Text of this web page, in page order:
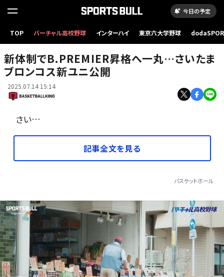
今日の予定
TOP バーチャル高校野球 インターハイ 東京六大学野球
新体制でB.PREMIER昇格へ一丸…さいたま
ブロンコス新ユニ公開
2025.07.14 15:14
さい…
記事全文を見る
バスケットボール